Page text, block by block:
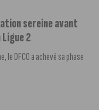
sereine avant
2
le DFCO a achevé sa phase